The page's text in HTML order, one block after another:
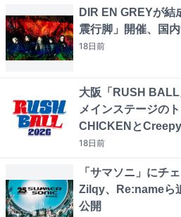
DIR EN GREYが結
震行脚」開催、国
18日前
大阪「RUSH BALL
メインステージの
CHICKENと
18日前
「サマソニ」にチ
Zilqy、Re:nameら
公開